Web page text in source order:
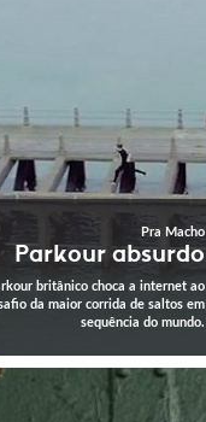
Pra Macho
Parkour absurdo
britânico choca a internet ao
da maior corrida de saltos em
sequência do mundo.